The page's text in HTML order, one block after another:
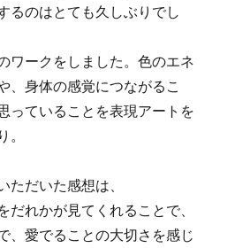
るのはとても久しぶりでし
ワークをしました。色のエネ
、身体の感覚につながるこ
っていることを表現アートを
ただいた感想は、
だれかが見てくれることで、
、愛でることの大切さを感じ